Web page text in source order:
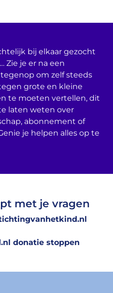
bij elkaar gezocht
Zie je er na een
om zelf steeds
grote en kleine
te moeten vertellen, dit
laten weten over
abonnement of
je helpen alles op te
met je vragen
donatie stoppen